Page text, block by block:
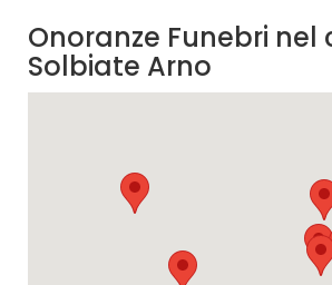
Onoranze Funebri nel
Solbiate Arno